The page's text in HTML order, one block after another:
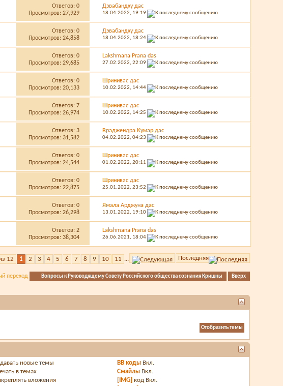
Ответов:0
Просмотров: 27,929
Дэвабандху дас
18.04.2022, 19:19
Ответов:0
Просмотров: 24,858
Дэвабандху дас
18.04.2022, 18:24
Ответов:0
Просмотров: 29,685
Lakshmana Prana das
27.02.2022, 22:09
Ответов:0
Просмотров: 20,133
Шринивас дас
10.02.2022, 14:44
Ответов:7
Просмотров: 26,974
Шринивас дас
10.02.2022, 14:25
Ответов:3
Просмотров: 31,582
Враджендра Кумар дас
04.02.2022, 04:23
Ответов:0
Просмотров: 24,544
Шринивас дас
01.02.2022, 20:11
Ответов:0
Просмотров: 22,875
Шринивас дас
25.01.2022, 23:52
Ответов:0
Просмотров: 26,298
Ямала Арджуна дас
13.01.2022, 19:10
Ответов:2
Просмотров: 38,304
Lakshmana Prana das
26.06.2021, 18:04
12 1 2 3 4 5 6 7 8 9 10 11 ... Последняя
переход Вопросы к Руководящему Совету Российского общества сознания Кришны Вверх
новые темы
в темах
вложения
BB коды Вкл.
Смайлы Вкл.
[IMG] код Вкл.